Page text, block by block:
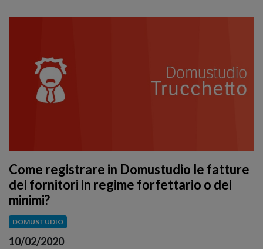
Come registrare in Domustudio le fatture
dei fornitori in regime forfettario o dei
minimi?
DOMUSTUDIO
10/02/2020